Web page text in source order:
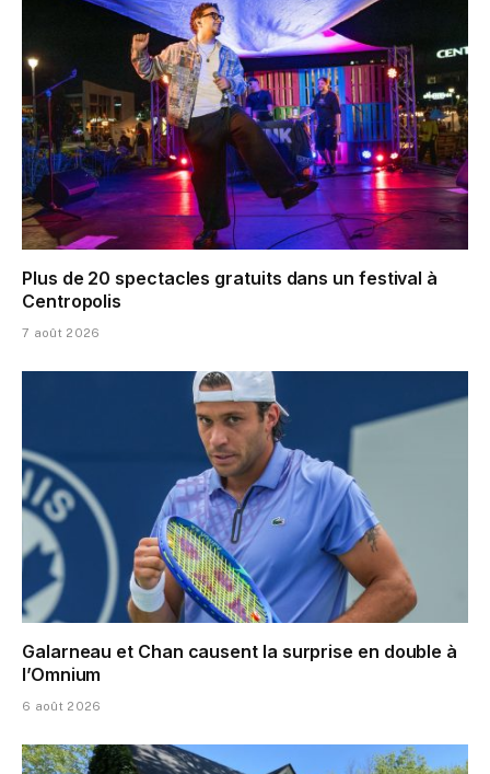
Plus de 20 spectacles gratuits dans un festival à
Centropolis
7 août 2026
Galarneau et Chan causent la surprise en double à
l’Omnium
6 août 2026